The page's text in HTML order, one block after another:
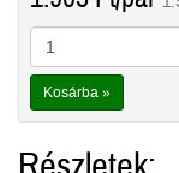
Kosárba »